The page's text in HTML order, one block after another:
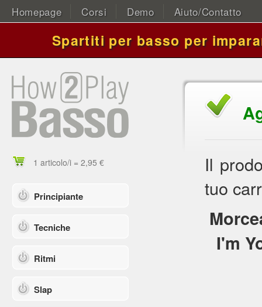
Homepage Corsi Demo Aiuto/Contatto
Spartiti per basso per
1 articolo/i = 2,95 €
Principiante
Tecniche
Ritmi
Slap
Il
tuo
I'm